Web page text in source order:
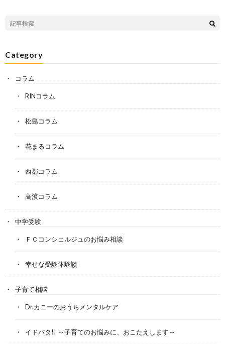
Category
コラム
RINコラム
松島コラム
花まるコラム
西郡コラム
高濱コラム
中学受験
ＦＣコンシェルジュのお悩み相談
幸せな受験体験談
子育て相談
Dr.カニーのおうちメンタルケア
イドバタ!! ～子育てのお悩みに、おこたえします～